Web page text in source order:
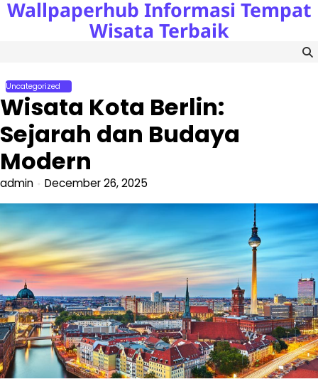
Skip
Wallpaperhub Informasi Tempat
Wisata Terbaik
Uncategorized
Wisata Kota Berlin:
Sejarah dan Budaya
Modern
admin December 26, 2025